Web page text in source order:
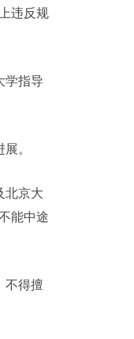
违反规
学指导
。
北京大
能中途
不得擅